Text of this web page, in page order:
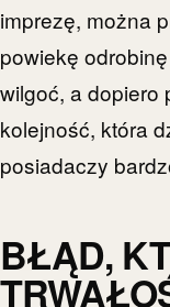
imprezę, można
powiekę
wilgoć, a dopiero
kolejność, która
posiadaczy
BŁĄD,